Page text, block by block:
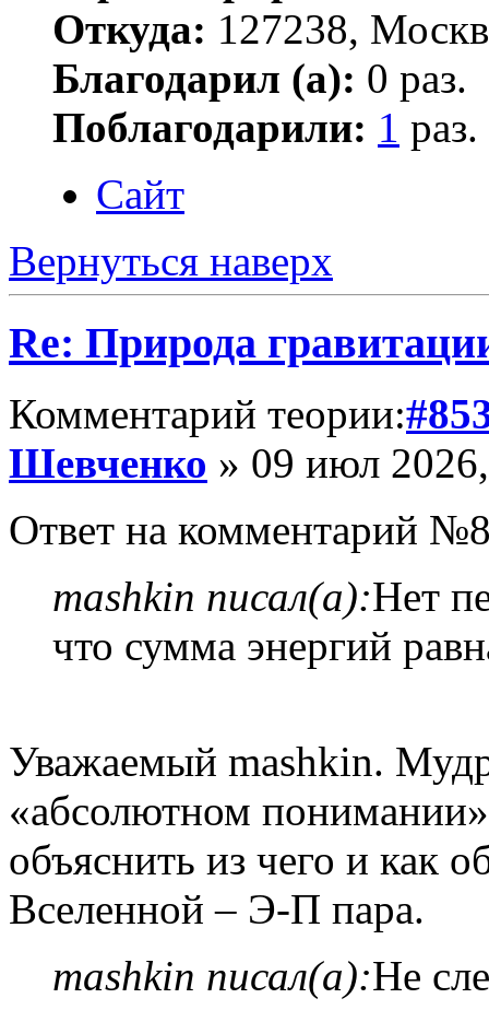
Откуда: 127238,
Благодарил (а): 0 раз.
Поблагодарили: 1 раз.
Сайт
Вернуться наверх
Re: Природа
Комментарий теории:
Шевченко » 09 июл
Ответ на комментарий
mashkin писал(а):Нет
что сумма энергий
Уважаемый mashkin.
«абсолютном
объяснить из чего и как
Вселенной – Э-П пара.
mashkin писал(а):Не